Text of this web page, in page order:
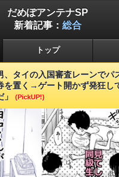
だめぽアンテナSP
新着記事： 総合
トップ
、タイの入国審査レーンでパ
を置く→ゲート開かず発狂し
」
(PickUP!)